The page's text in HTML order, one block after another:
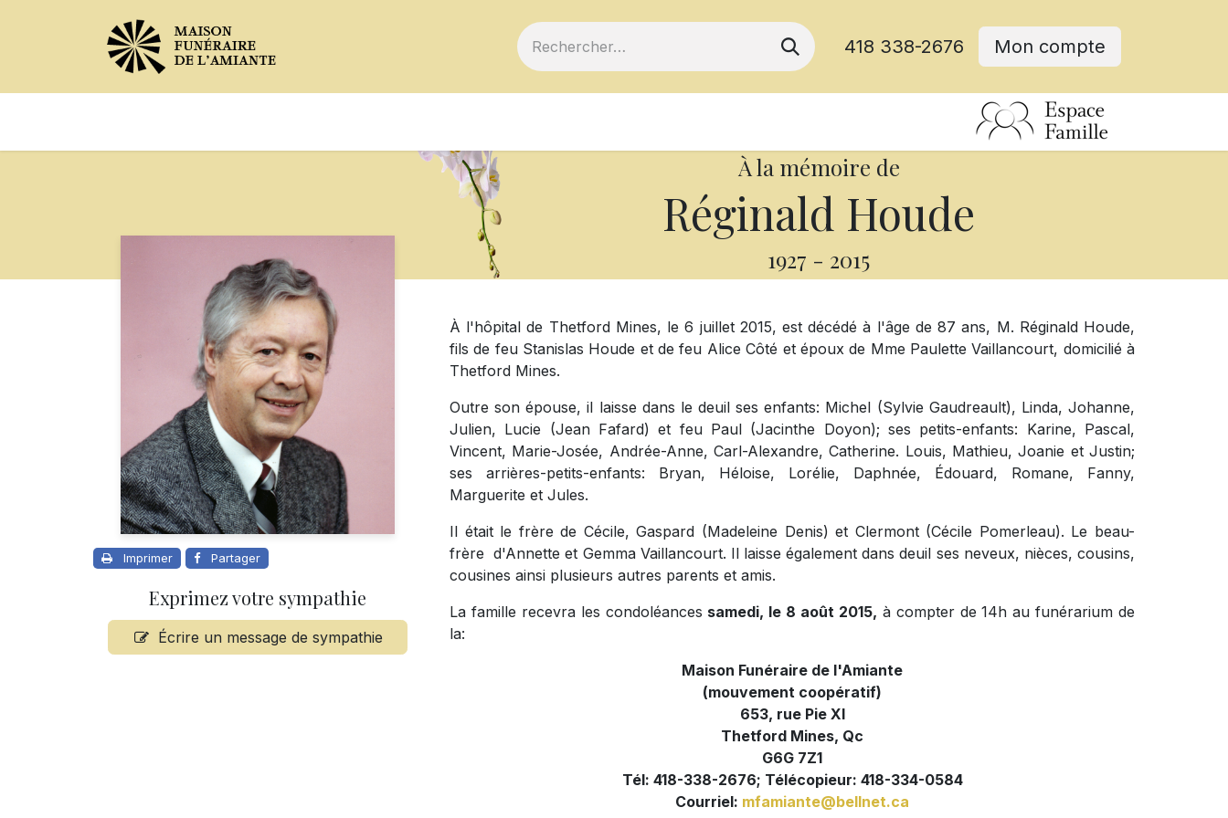
418 338-2676 Mon compte
À la mémoire de
Réginald Houde
1927 - 2015
Imprimer Partager
Exprimez votre sympathie
Écrire un message de sympathie
À l'hôpital de Thetford Mines, le 6 juillet 2015, est décédé à l'âge de 87 ans, M. Réginald Houde,
fils de feu Stanislas Houde et de feu Alice Côté et époux de Mme Paulette Vaillancourt, domicilié à
Thetford Mines.
Outre son épouse, il laisse dans le deuil ses enfants: Michel (Sylvie Gaudreault), Linda, Johanne,
Julien, Lucie (Jean Fafard) et feu Paul (Jacinthe Doyon); ses petits-enfants: Karine, Pascal,
Vincent, Marie-Josée, Andrée-Anne, Carl-Alexandre, Catherine. Louis, Mathieu, Joanie et Justin;
ses arrières-petits-enfants: Bryan, Héloise, Lorélie, Daphnée, Édouard, Romane, Fanny,
Marguerite et Jules.
Il était le frère de Cécile, Gaspard (Madeleine Denis) et Clermont (Cécile Pomerleau). Le beau-
frère d'Annette et Gemma Vaillancourt. Il laisse également dans deuil ses neveux, nièces, cousins,
cousines ainsi plusieurs autres parents et amis.
La famille recevra les condoléances samedi, le 8 août 2015, à compter de 14h au funérarium de
la:
Maison Funéraire de l'Amiante
(mouvement coopératif)
653, rue Pie XI
Thetford Mines, Qc
G6G 7Z1
Tél: 418-338-2676; Télécopieur: 418-334-0584
Courriel: mfamiante@bellnet.ca